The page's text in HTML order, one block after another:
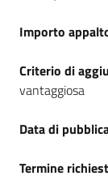
Importo
Criterio di
vantaggiosa
Data di
Termine